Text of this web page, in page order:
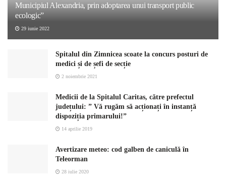
Municipiul Alexandria, prin adoptarea unui transport public
ecologic”
29 iunie 2022
Spitalul din Zimnicea scoate la concurs posturi de
medici și de șefi de secție
2 noiembrie 2021
Medicii de la Spitalul Caritas, către prefectul
județului: ” Vă rugăm să acționați în instanță
dispoziția primarului!”
14 aprilie 2019
Avertizare meteo: cod galben de caniculă în
Teleorman
28 iulie 2020